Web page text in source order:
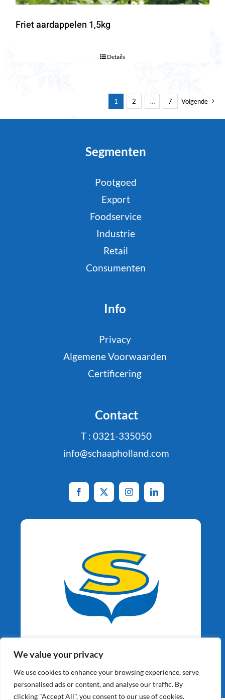
We value your privacy
We use cookies to enhance your browsing experience, serve
personalised ads or content, and analyse our traffic. By
clicking "Accept All", you consent to our use of cookies.
Friet aardappelen 1,5kg
Details
1 2 … 7 Volgende
Segmenten
Pootgoed
Export
Foodservice
Industrie
Retail
Consumenten
Info
Privacy
Algemene Voorwaarden
Certificering
Contact
T : 0321-335050
info@schaapholland.com